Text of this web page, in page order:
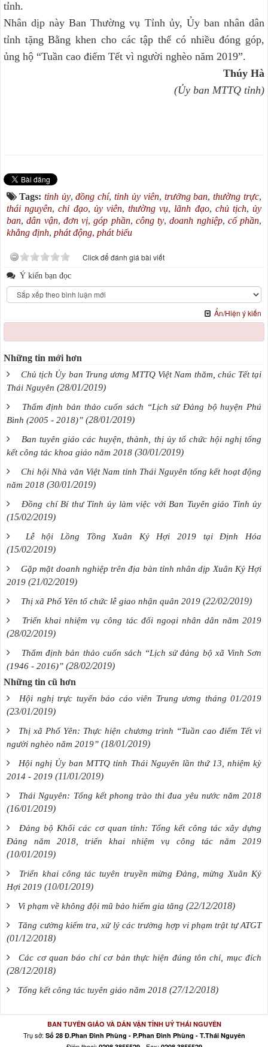
tỉnh.
Nhân dịp này Ban Thường vụ Tỉnh ủy, Ủy ban nhân dân
tỉnh tặng Bằng khen cho các tập thể có nhiều đóng góp,
ủng hộ “Tuần cao điểm Tết vì người nghèo năm 2019”.
Thúy Hà
(Ủy ban MTTQ tỉnh)
Tags: tỉnh ủy,đồng chí,tỉnh ủy viên, trưởng ban,thường trực,
thái nguyên,chỉ đạo, ủy viên,thường vụ, lãnh đạo, chủ tịch,ủy
ban,dân vận, đơn vị,góp phần, công ty,doanh nghiệp, cổ phần,
khẳng định, phát động, phát biểu
Click để đánh giá bài viết
Ý kiến bạn đọc
Ẩn/Hiện ý kiến
Những tin mới hơn
Chủ tịch Ủy ban Trung ương MTTQ Việt Nam thăm, chúc Tết tại
Thái Nguyên (28/01/2019)
Thẩm định bản thảo cuốn sách “Lịch sử Đảng bộ huyện Phú
Bình (2005 - 2018)” (28/01/2019)
Ban tuyên giáo các huyện, thành, thị ủy tổ chức hội nghị tổng
kết công tác khoa giáo năm 2018 (30/01/2019)
Chi hội Nhà văn Việt Nam tỉnh Thái Nguyên tổng kết hoạt động
năm 2018 (30/01/2019)
Đồng chí Bí thư Tỉnh ủy làm việc với Ban Tuyên giáo Tỉnh ủy
(15/02/2019)
Lễ hội Lồng Tồng Xuân Kỷ Hợi 2019 tại Định Hóa
(15/02/2019)
Gặp mặt doanh nghiệp trên địa bàn tỉnh nhân dịp Xuân Kỷ Hợi
2019 (21/02/2019)
Thị xã Phổ Yên tổ chức lễ giao nhận quân 2019 (22/02/2019)
Triển khai nhiệm vụ công tác đối ngoại nhân dân năm 2019
(28/02/2019)
Thẩm định bản thảo cuốn sách “Lịch sử đảng bộ xã Vinh Sơn
(1946 - 2016)” (28/02/2019)
Những tin cũ hơn
Hội nghị trực tuyến báo cáo viên Trung ương tháng 01/2019
(23/01/2019)
Thị xã Phổ Yên: Thực hiện chương trình “Tuần cao điểm Tết vì
người nghèo năm 2019” (18/01/2019)
Hội nghị Ủy ban MTTQ tỉnh Thái Nguyên lần thứ 13, nhiệm kỳ
2014 - 2019 (11/01/2019)
Thái Nguyên: Tổng kết phong trào thi đua yêu nước năm 2018
(16/01/2019)
Đảng bộ Khối các cơ quan tỉnh: Tổng kết công tác xây dựng
Đảng năm 2018, triển khai nhiệm vụ công tác năm 2019
(10/01/2019)
Triển khai công tác tuyên truyền mừng Đảng, mừng Xuân Kỷ
Hợi 2019 (10/01/2019)
Vi phạm về không đội mũ bảo hiểm gia tăng (22/12/2018)
Tăng cường kiểm tra, xử lý các trường hợp vi phạm trật tự ATGT
(01/12/2018)
Các cơ quan báo chí cơ bản thực hiện đúng tôn chỉ, mục đích
(28/12/2018)
Tổng kết công tác tuyên giáo năm 2018 (27/12/2018)
BAN TUYÊN GIÁO VÀ DÂN VẬN TỈNH UỶ THÁI NGUYÊN
Trụ sở: Số 28 Đ.Phan Đình Phùng - P.Phan Đình Phùng - T.Thái Nguyên